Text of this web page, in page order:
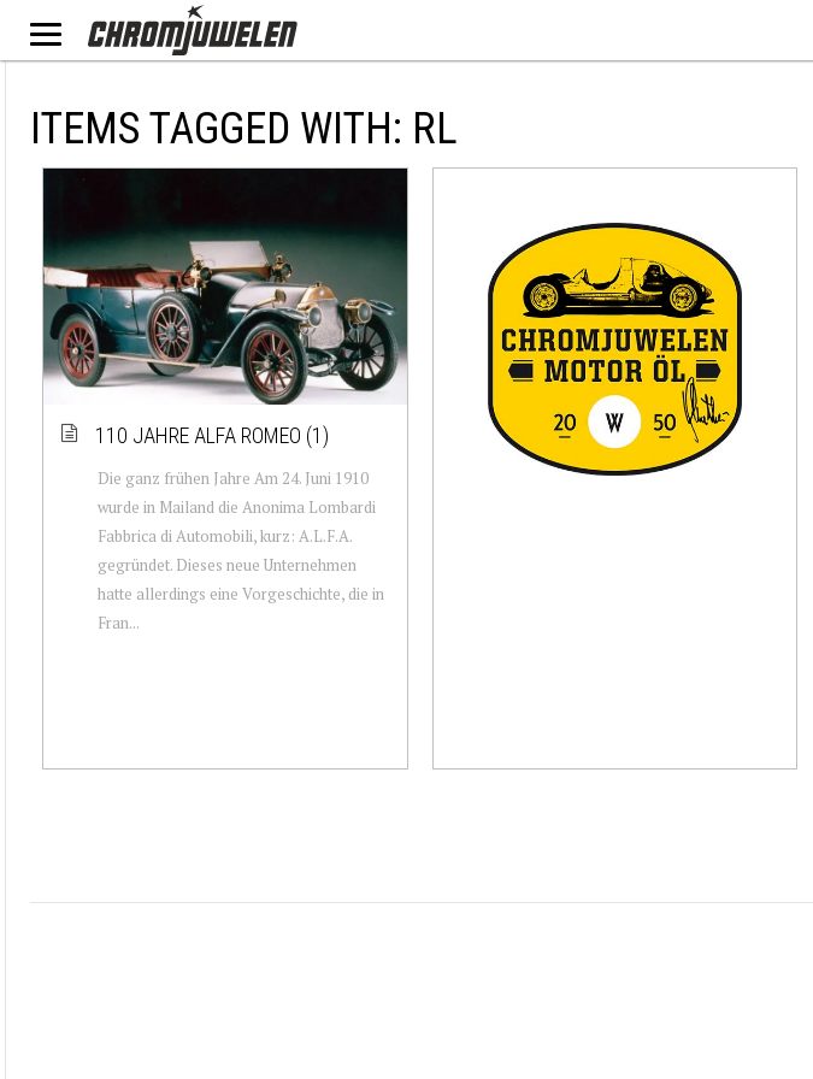
ITEMS TAGGED WITH: RL
110 JAHRE ALFA ROMEO (1)
Die ganz frühen Jahre Am 24. Juni 1910
wurde in Mailand die Anonima Lombardi
Fabbrica di Automobili, kurz: A.L.F.A.
gegründet. Dieses neue Unternehmen
hatte allerdings eine Vorgeschichte, die in
Fran...